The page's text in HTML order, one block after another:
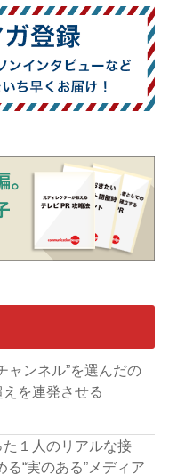
ャンネル”を選んだの
を連発させる
１人のリアルな接
“実のある”メディア